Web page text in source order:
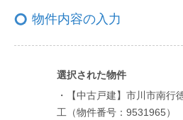
物件内容の入力
選択された物件
・【中古戸建】市川市南
工（物件番号：9531965）